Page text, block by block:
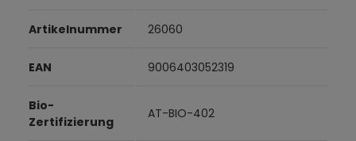
Artikelnummer 26060
EAN 9006403052319
Bio-
Zertifizierung
AT-BIO-402